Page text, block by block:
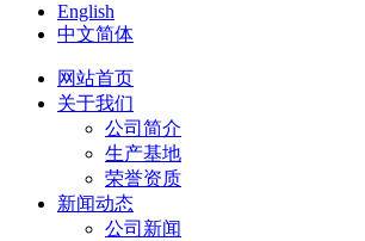
English
中文简体
网站首页
关于我们
公司简介
生产基地
荣誉资质
新闻动态
公司新闻